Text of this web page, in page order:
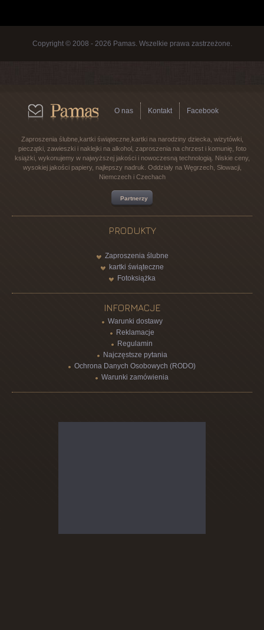
Copyright © 2008 - 2026 Pamas. Wszelkie prawa zastrzeżone.
O nas Kontakt Facebook
Zaproszenia ślubne,kartki świąteczne,kartki na narodziny dziecka, wizytówki,
pieczątki, zawieszki i naklejki na alkohol, zaproszenia na chrzest i komunię, foto
książki, wykonujemy w najwyższej jakości i nowoczesną technologią. Niskie ceny,
wysokiej jakości papiery, najlepszy nadruk. Oddziały na Węgrzech, Słowacji,
Niemczech i Czechach
Partnerzy
PRODUKTY
Zaproszenia ślubne
kartki świąteczne
Fotoksiążka
INFORMACJE
Warunki dostawy
Reklamacje
Regulamin
Najczęstsze pytania
Ochrona Danych Osobowych (RODO)
Warunki zamówienia